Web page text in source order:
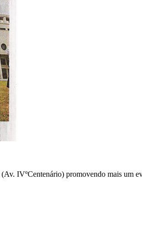
(Av. IVºCentenário) promovendo mais um